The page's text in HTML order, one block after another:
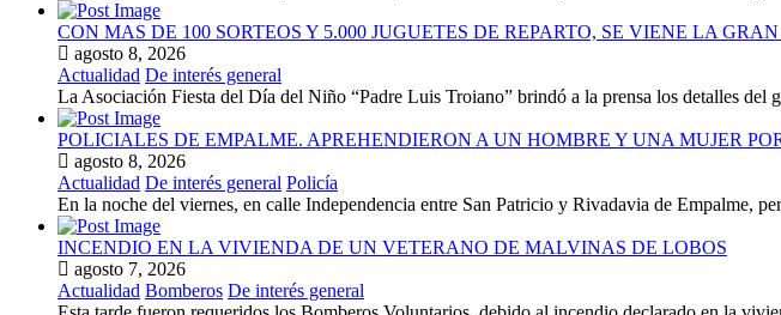
CON MAS DE 100 SORTEOS Y 5.000 JUGUETES DE REPARTO, SE VIENE LA
agosto 8, 2026
Actualidad De interés general
La Asociación Fiesta del Día del Niño “Padre Luis Troiano” brindó a la prensa los detalles del
POLICIALES DE EMPALME. APREHENDIERON A UN HOMBRE Y UNA MUJER
agosto 8, 2026
Actualidad De interés general Policía
En la noche del viernes, en calle Independencia entre San Patricio y Rivadavia de Empalme,
INCENDIO EN LA VIVIENDA DE UN VETERANO DE MALVINAS DE LOBOS
agosto 7, 2026
Actualidad Bomberos De interés general